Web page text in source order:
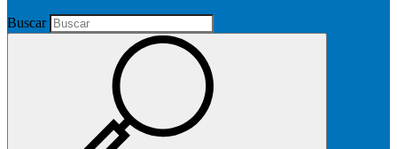
Buscar